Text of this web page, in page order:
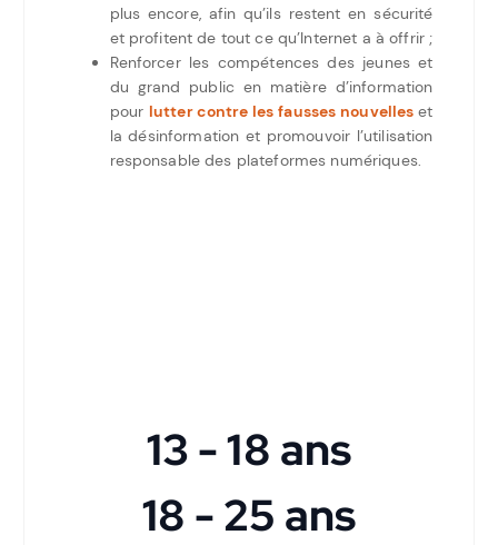
plus encore, afin qu’ils restent en sécurité
et profitent de tout ce qu’Internet a à offrir ;
Renforcer les compétences des jeunes et
du grand public en matière d’information
pour lutter contre les fausses nouvelles et
la désinformation et promouvoir l’utilisation
responsable des plateformes numériques.
13 - 18 ans
18 - 25 ans